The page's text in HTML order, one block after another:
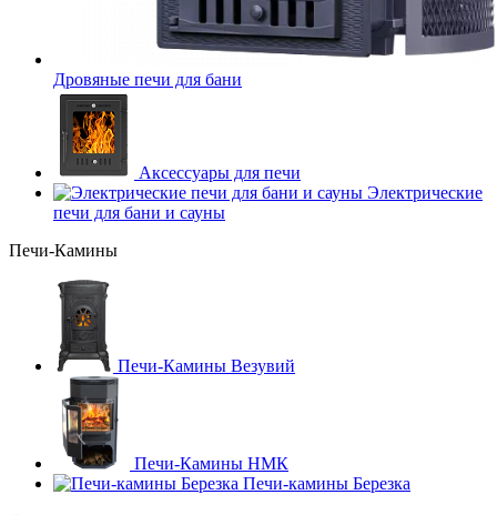
Дровяные печи для бани
Аксессуары для печи
Электрические
печи для бани и сауны
Печи-Камины
Печи-Камины Везувий
Печи-Камины НМК
Печи-камины Березка